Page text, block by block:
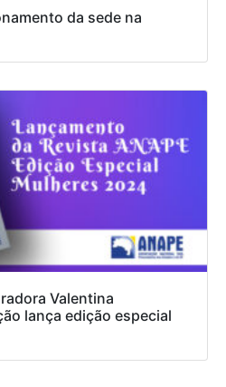
da sede na
Valentina
lança edição especial